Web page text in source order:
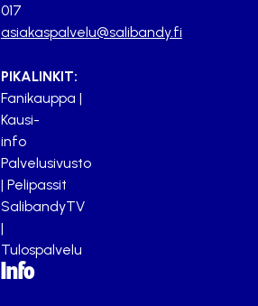
017
asiakaspalvelu@salibandy.fi
PIKALINKIT:
Fanikauppa |
Kausi-
info
Palvelusivusto
| Pelipassit
SalibandyTV
|
Tulospalvelu
Info